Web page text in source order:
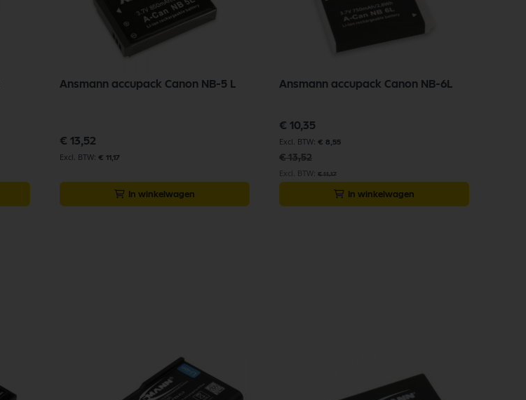
Ansmann accupack Canon NB-5 L
€ 13,52
€ 11,17
In winkelwagen
Ansmann accupack Canon NB-6L
Speciale
prijs
€ 10,35
€ 8,55
€ 13,52
€ 11,17
In winkelwagen